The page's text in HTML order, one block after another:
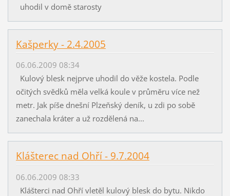
uhodil v domě starosty
Kašperky - 2.4.2005
06.06.2009 08:34
Kulový blesk nejprve uhodil do věže kostela. Podle
očitých svědků měla velká koule v průměru více než
metr. Jak píše dnešní Plzeňský deník, u zdi po sobě
zanechala kráter a už rozdělená na...
Klášterec nad Ohří - 9.7.2004
06.06.2009 08:33
Klášterci nad Ohří vletěl kulový blesk do bytu. Nikdo